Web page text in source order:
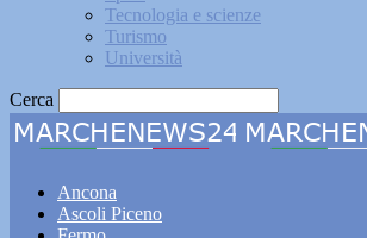
Tecnologia e scienze
Turismo
Università
Cerca
Ancona
Ascoli Piceno